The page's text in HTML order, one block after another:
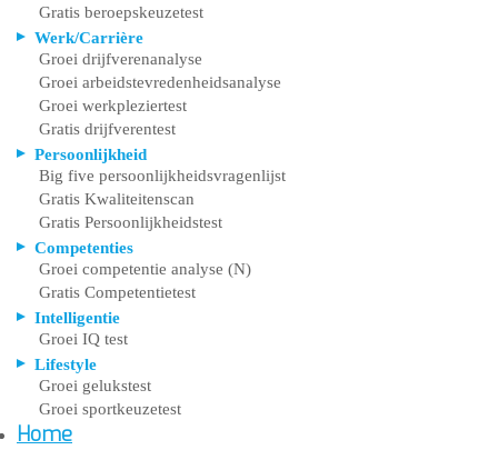
Gratis beroepskeuzetest
Werk/Carrière
Groei drijfverenanalyse
Groei arbeidstevredenheidsanalyse
Groei werkpleziertest
Gratis drijfverentest
Persoonlijkheid
Big five persoonlijkheidsvragenlijst
Gratis Kwaliteitenscan
Gratis Persoonlijkheidstest
Competenties
Groei competentie analyse (N)
Gratis Competentietest
Intelligentie
Groei IQ test
Lifestyle
Groei gelukstest
Groei sportkeuzetest
Home